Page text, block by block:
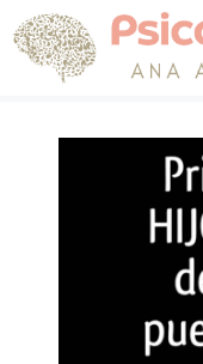
Saltar
al
contenido